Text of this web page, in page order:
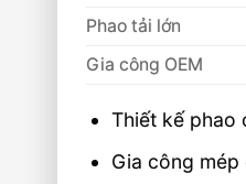
Phao tải lớn
Gia công OEM
Thiết kế phao
Gia công